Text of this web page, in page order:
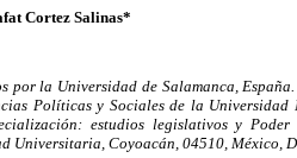
Cortez Salinas*
por la Universidad de Salamanca,
Políticas y Sociales de la Universidad
estudios legislativos y Poder
Universitaria, Coyoacán, 04510, México,